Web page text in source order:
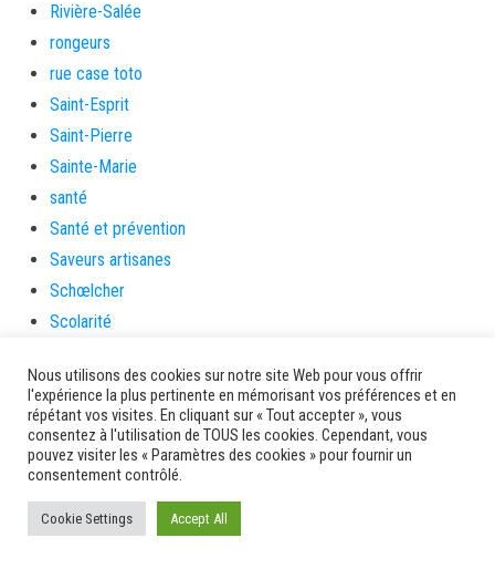
Rivière-Salée
rongeurs
rue case toto
Saint-Esprit
Saint-Pierre
Sainte-Marie
santé
Santé et prévention
Saveurs artisanes
Schœlcher
Scolarité
Séniors
Service culture, sport et associations
Service de l'urbanisme
Services
sinistrés
social
Nous utilisons des cookies sur notre site Web pour vous offrir
l'expérience la plus pertinente en mémorisant vos préférences et en
répétant vos visites. En cliquant sur « Tout accepter », vous
consentez à l'utilisation de TOUS les cookies. Cependant, vous
pouvez visiter les « Paramètres des cookies » pour fournir un
consentement contrôlé.
Cookie Settings Accept All